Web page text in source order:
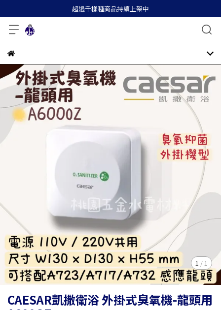
超過千樣種商品持續上架中
1 / 1
CAESAR凱撒衛浴 外掛式臭氧機-龍頭用